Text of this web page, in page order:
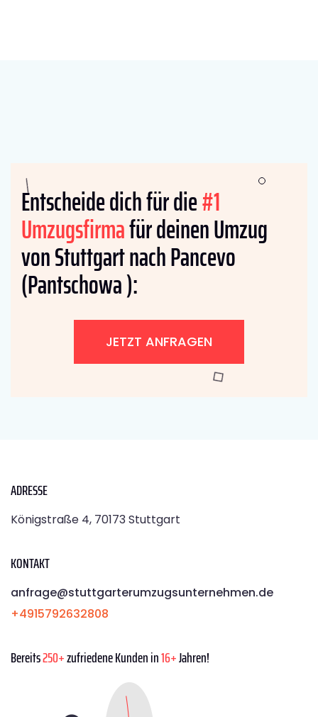
Entscheide dich für die#1
Umzugsfirmafür deinen Umzug
von Stuttgart nach Pancevo
(Pantschowa ):
JETZT ANFRAGEN
ADRESSE
Königstraße 4, 70173 Stuttgart
KONTAKT
anfrage@stuttgarterumzugsunternehmen.de
+4915792632808
Bereits250+zufriedene Kunden in16+Jahren!